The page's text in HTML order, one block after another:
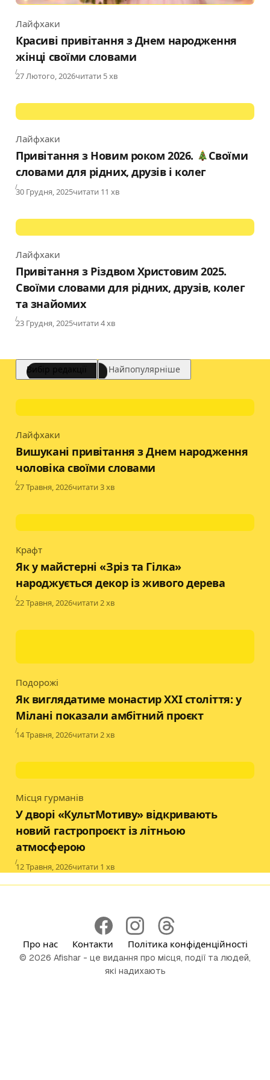
Category
Лайфхаки
Красиві привітання з Днем народження
жінці своїми словами
Published
27 Лютого, 2026читати 5 хв
Category
Лайфхаки
Привітання з Новим роком 2026.
Своїми
словами для рідних, друзів і колег
Published
30 Грудня, 2025читати 11 хв
Category
Лайфхаки
Привітання з Різдвом Христовим 2025.
Своїми словами для рідних, друзів, колег
та знайомих
Published
23 Грудня, 2025читати 4 хв
Вибір редакції Найпопулярніше
Category
Лайфхаки
Вишукані привітання з Днем народження
чоловіка своїми словами
Published
27 Травня, 2026читати 3 хв
Category
Крафт
Як у майстерні «Зріз та Гілка»
народжується декор із живого дерева
Published
22 Травня, 2026читати 2 хв
Category
Подорожі
Як виглядатиме монастир XXI століття: у
Мілані показали амбітний проєкт
Published
14 Травня, 2026читати 2 хв
Category
Місця гурманів
У дворі «КультМотиву» відкривають
новий гастропроєкт із літньою
атмосферою
Published
12 Травня, 2026читати 1 хв
Про нас Контакти Політика конфіденційності
© 2026 Afishar - це видання про місця, події та людей,
які надихають